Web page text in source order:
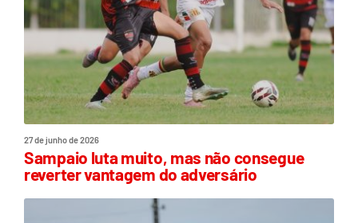
27 de junho de 2026
Sampaio luta muito, mas não consegue
reverter vantagem do adversário